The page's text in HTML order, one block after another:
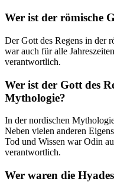
Wer ist der römische
Der Gott des Regens in der
war auch für alle
verantwortlich.
Wer ist der Gott des
Mythologie?
In der nordischen
Neben vielen anderen
Tod und Wissen war Odin
verantwortlich.
Wer waren die